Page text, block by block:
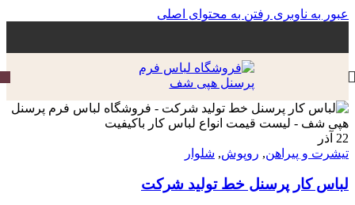
عبور به ناوبری رفتن به محتوای اصلی
22 آذر
تیشرت و پیراهن, روپوش, شلوار
لباس کار پرسنل خط تولید شرکت